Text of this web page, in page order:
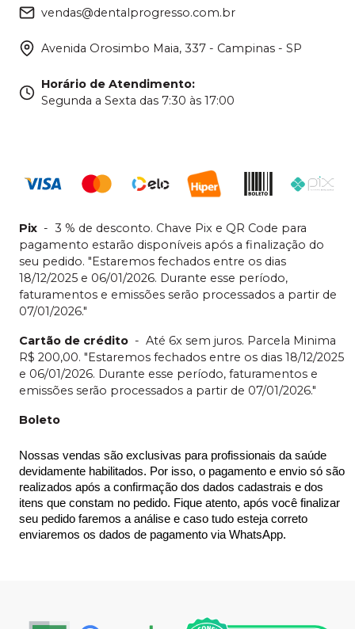
vendas@dentalprogresso.com.br
Avenida Orosimbo Maia, 337 - Campinas - SP
Horário de Atendimento:
Segunda a Sexta das 7:30 às 17:00
Pix - 3 % de desconto. Chave Pix e QR Code para
pagamento estarão disponíveis após a finalização do
seu pedido. "Estaremos fechados entre os dias
18/12/2025 e 06/01/2026. Durante esse período,
faturamentos e emissões serão processados a partir de
07/01/2026."
Cartão de crédito - Até 6x sem juros. Parcela Minima
R$ 200,00. "Estaremos fechados entre os dias 18/12/2025
e 06/01/2026. Durante esse período, faturamentos e
emissões serão processados a partir de 07/01/2026."
Boleto
Nossas vendas são exclusivas para profissionais da saúde
devidamente habilitados. Por isso, o pagamento e envio só são
realizados após a confirmação dos dados cadastrais e dos
itens que constam no pedido. Fique atento, após você finalizar
seu pedido faremos a análise e caso tudo esteja correto
enviaremos os dados de pagamento via WhatsApp.